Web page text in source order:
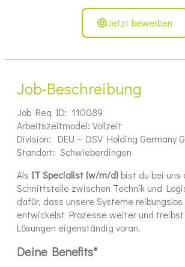
Jetzt bewerben
Job-Beschreibung
Job Req ID: 110089
Arbeitszeitmodel: Vollzeit
Division: DEU – DSV Holding Germany
Standort: Schwieberdingen
Als IT Specialist (w/m/d) bist du bei
Schnittstelle zwischen Technik und
dafür, dass unsere Systeme reibungslos
entwickelst Prozesse weiter und
Lösungen eigenständig voran.
Deine Benefits*